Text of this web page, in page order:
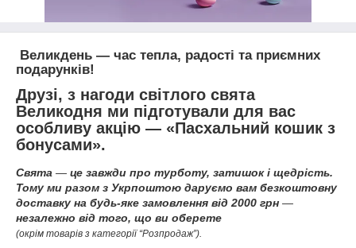
Великдень — час тепла, радості та приємних
подарунків!
Друзі, з нагоди світлого свята
Великодня ми підготували для вас
особливу акцію — «Пасхальний кошик з
бонусами».
Свята — це завжди про турботу, затишок і щедрість.
Тому ми разом з Укрпоштою даруємо вам безкоштовну
доставку на будь-яке замовлення від 2000 грн —
незалежно від того, що ви оберете
(окрім товарів з категорії “Розпродаж”).